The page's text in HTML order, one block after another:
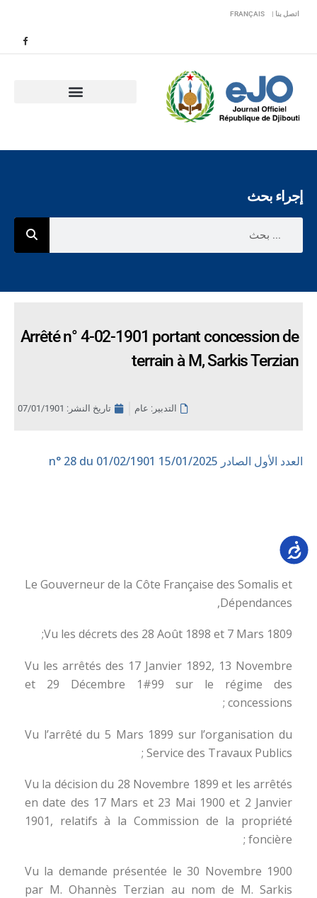
اتصل بنا | FRANÇAIS
إجراء بحث
Arrêté n° 4-02-1901 portant concession de
terrain à M, Sarkis Terzian
التدبير: عام تاريخ النشر: 07/01/1901
العدد الأول الصادر 15/01/2025
Le Gouverneur de la Côte Française des Somalis et
Dépendances,
Vu les décrets des 28 Août 1898 et 7 Mars 1809;
Vu les arrêtés des 17 Janvier 1892, 13 Novembre
et 29 Décembre 1#99 sur le régime des
concessions ;
Vu l’arrêté du 5 Mars 1899 sur l’organisation du
Service des Travaux Publics ;
Vu la décision du 28 Novembre 1899 et les arrêtés
en date des 17 Mars et 23 Mai 1900 et 2 Janvier
1901, relatifs à la Commission de la propriété
foncière ;
Vu la demande présentée le 30 Novembre 1900
par M. Ohannès Terzian au nom de M. Sarkis